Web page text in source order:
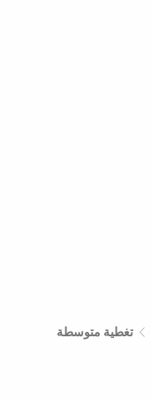
تغطية متوسطة